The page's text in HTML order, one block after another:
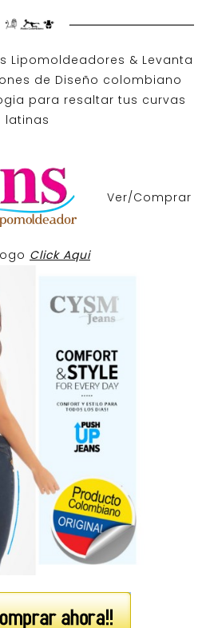
Lipomoldeadores & Levanta
de Diseño colombiano
para resaltar tus curvas
latinas
Ver/Comprar
Click Aqui